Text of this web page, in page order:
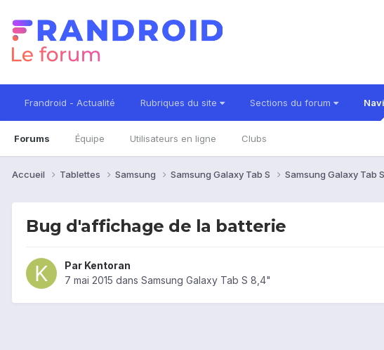
Frandroid - Actualité Rubriques du site Sections du forum
Forums Équipe Utilisateurs en ligne Clubs
Accueil Tablettes Samsung Samsung Galaxy Tab S Samsung Galaxy Tab
Bug d'affichage de la batterie
Par Kentoran
7 mai 2015 dans Samsung Galaxy Tab S 8,4"